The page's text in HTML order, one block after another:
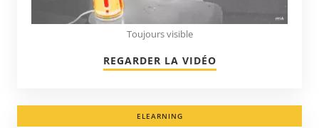
Toujours visible
REGARDER LA VIDÉO
ELEARNING